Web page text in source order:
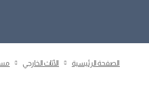
الصفحة الرئيسية الأثاث الخارجي